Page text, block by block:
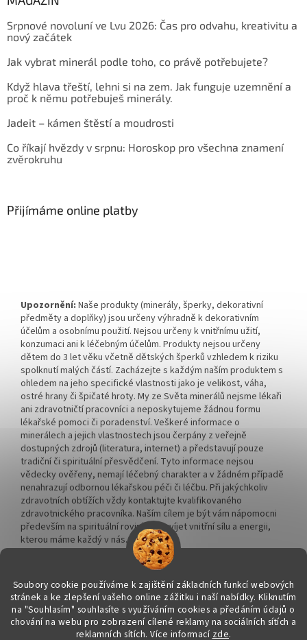
Soubory cookie používáme k zajištění základních funkcí webových
stránek a ke zlepšení vašeho online zážitku i naší nabídky. Kliknutím
na "Souhlasím" souhlasíte s využíváním cookies a předáním údajů o
chování na webu pro zobrazení cílené reklamy na sociálních sítích a
reklamních sítích. Více informací zde.
Srpnové novoluní ve Lvu 2026: Čas pro odvahu, kreativitu a
nový začátek
Jak vybrat minerál podle toho, co právě potřebujete?
Když hlava třeští, lehni si na zem. Jak funguje uzemnění a
proč k němu potřebuješ minerály.
Jadeit – kámen štěstí a moudrosti
Co říkají hvězdy v srpnu: Horoskop pro všechna znamení
zvěrokruhu
Přijímáme online platby
Upozornění: Naše produkty (minerály, šperky, dekorativní
předměty a doplňky) jsou určeny výhradně k dekorativním
účelům a osobnímu použití. Nejsou určeny k vnitřnímu užití,
konzumaci ani k léčebným účelům. Produkty nejsou určeny
dětem do 3 let věku včetně dětských šperků vzhledem k riziku
spolknutí malých částí. Zacházejte s každým naším produktem s
ohledem na jeho specifické vlastnosti jako je velikost, váha,
ostré hrany či špičaté hroty. My ze Světa minerálů nejsme lékaři
ani zdravotničtí pracovníci a neposkytujeme žádnou formu
lékařské pomoci či poradenství. Veškeré informace o
minerálech a jejich vlastnostech jsou čerpány z veřejně
dostupných zdrojů (literatura, internet) a představují pouze
tradiční či spirituální přesvědčení. Tyto informace nejsou
vědecky ověřeny, nemají léčebný charakter a v žádném případě
nenahrazují odbornou lékařskou péči či léčbu. Při jakýchkoliv
zdravotních obtížích vždy kontaktujte kvalifikovaného
zdravotnického pracovníka. Naším cílem je být vám nápomocni
především na spirituální rovině a rozvíjet vnitřní sílu a energii,
kterou máme každý v nás.
Vytvořil Shoptet